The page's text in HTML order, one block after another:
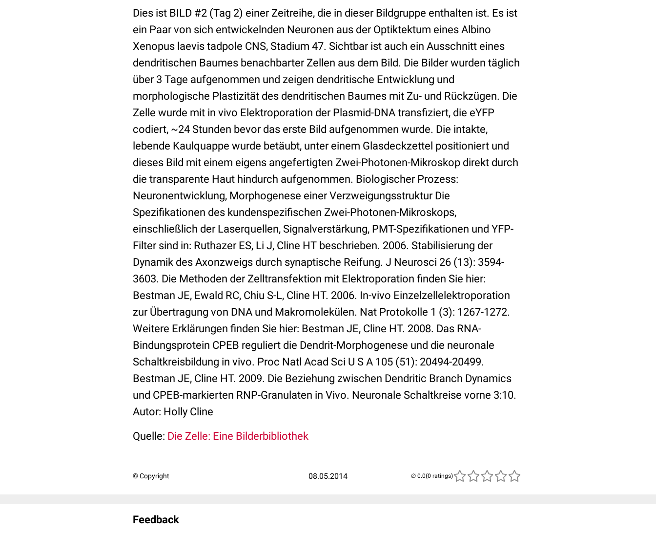
Dies ist BILD #2 (Tag 2) einer Zeitreihe, die in dieser Bildgruppe enthalten ist. Es ist
ein Paar von sich entwickelnden Neuronen aus der Optiktektum eines Albino
Xenopus laevis tadpole CNS, Stadium 47. Sichtbar ist auch ein Ausschnitt eines
dendritischen Baumes benachbarter Zellen aus dem Bild. Die Bilder wurden täglich
über 3 Tage aufgenommen und zeigen dendritische Entwicklung und
morphologische Plastizität des dendritischen Baumes mit Zu- und Rückzügen. Die
Zelle wurde mit in vivo Elektroporation der Plasmid-DNA transfiziert, die eYFP
codiert, ~24 Stunden bevor das erste Bild aufgenommen wurde. Die intakte,
lebende Kaulquappe wurde betäubt, unter einem Glasdeckzettel positioniert und
dieses Bild mit einem eigens angefertigten Zwei-Photonen-Mikroskop direkt durch
die transparente Haut hindurch aufgenommen. Biologischer Prozess:
Neuronentwicklung, Morphogenese einer Verzweigungsstruktur Die
Spezifikationen des kundenspezifischen Zwei-Photonen-Mikroskops,
einschließlich der Laserquellen, Signalverstärkung, PMT-Spezifikationen und YFP-
Filter sind in: Ruthazer ES, Li J, Cline HT beschrieben. 2006. Stabilisierung der
Dynamik des Axonzweigs durch synaptische Reifung. J Neurosci 26 (13): 3594-
3603. Die Methoden der Zelltransfektion mit Elektroporation finden Sie hier:
Bestman JE, Ewald RC, Chiu S-L, Cline HT. 2006. In-vivo Einzelzellelektroporation
zur Übertragung von DNA und Makromolekülen. Nat Protokolle 1 (3): 1267-1272.
Weitere Erklärungen finden Sie hier: Bestman JE, Cline HT. 2008. Das RNA-
Bindungsprotein CPEB reguliert die Dendrit-Morphogenese und die neuronale
Schaltkreisbildung in vivo. Proc Natl Acad Sci U S A 105 (51): 20494-20499.
Bestman JE, Cline HT. 2009. Die Beziehung zwischen Dendritic Branch Dynamics
und CPEB-markierten RNP-Granulaten in Vivo. Neuronale Schaltkreise vorne 3:10.
Autor: Holly Cline
Quelle: Die Zelle: Eine Bilderbibliothek
© Copyright 08.05.2014 (0 ratings)
Feedback